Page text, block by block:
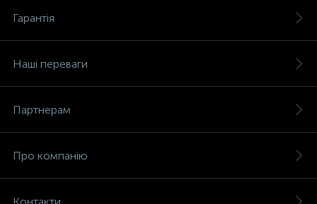
Гарантія
Наші переваги
Партнерам
Про компанію